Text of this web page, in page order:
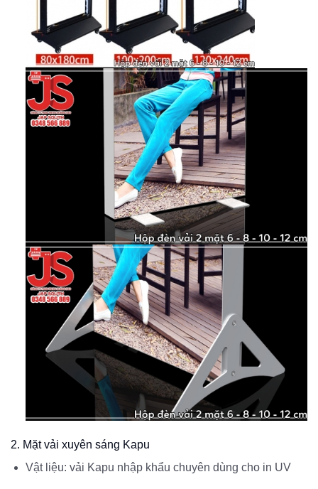
2. Mặt vải xuyên sáng Kapu
Vật liệu: vải Kapu nhập khẩu chuyên dùng cho in UV